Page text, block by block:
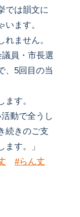
では韻文に
ます。
ません。
員・市長選
、5回目の当
す。
動で全うし
続きのご支
す。」
#らん丈